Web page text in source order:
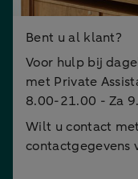
Bent u al klant?
Voor hulp bij
met Private
8.00-21.00 - Za
Wilt u contact
contactgegevens